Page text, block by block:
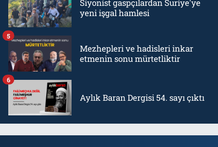
Siyonist gaspçılardan Suriye'ye
yeni işgal hamlesi
Mezhepleri ve hadisleri inkar
etmenin sonu mürtetliktir
5
Aylık Baran Dergisi 54. sayı çıktı
6